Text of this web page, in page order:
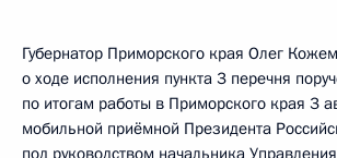
Губернатор Приморского края Олег
о ходе исполнения пункта 3 перечня
по итогам работы в Приморского края 3
мобильной приёмной Президента
под руководством начальника